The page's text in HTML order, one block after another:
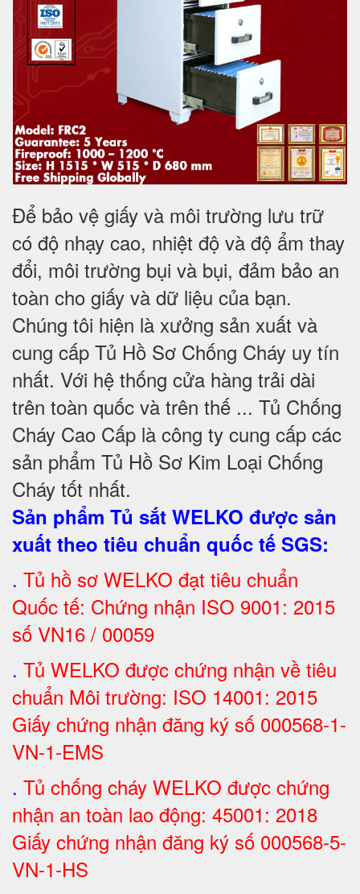
Để bảo vệ giấy và môi trường lưu trữ
có độ nhạy cao, nhiệt độ và độ ẩm thay
đổi, môi trường bụi và bụi, đảm bảo an
toàn cho giấy và dữ liệu của bạn.
Chúng tôi hiện là xưởng sản xuất và
cung cấp Tủ Hồ Sơ Chống Cháy uy tín
nhất. Với hệ thống cửa hàng trải dài
trên toàn quốc và trên thế ... Tủ Chống
Cháy Cao Cấp là công ty cung cấp các
sản phẩm Tủ Hồ Sơ Kim Loại Chống
Cháy tốt nhất.
Sản phẩm Tủ sắt WELKO được sản
xuất theo tiêu chuẩn quốc tế SGS:
. Tủ hồ sơ WELKO đạt tiêu chuẩn
Quốc tế: Chứng nhận ISO 9001: 2015
số VN16 / 00059
. Tủ WELKO được chứng nhận về tiêu
chuẩn Môi trường: ISO 14001: 2015
Giấy chứng nhận đăng ký số 000568-1-
VN-1-EMS
. Tủ chống cháy WELKO được chứng
nhận an toàn lao động: 45001: 2018
Giấy chứng nhận đăng ký số 000568-5-
VN-1-HS